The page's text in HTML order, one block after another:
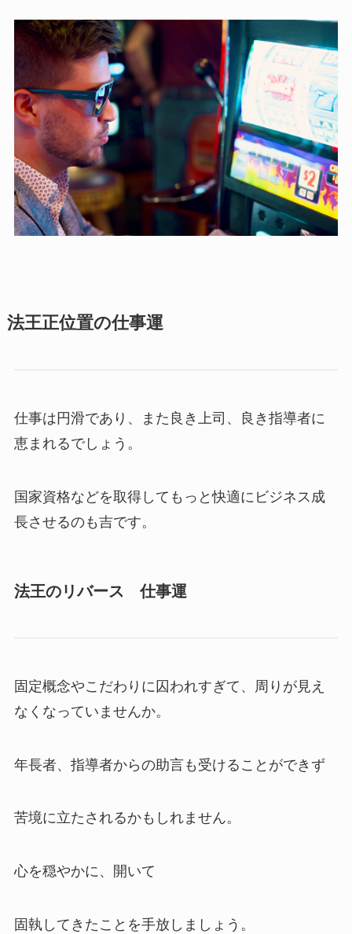
法王正位置の仕事運
仕事は円滑であり、また良き上司、良き指導者に
恵まれるでしょう。
国家資格などを取得してもっと快適にビジネス成
長させるのも吉です。
法王のリバース 仕事運
固定概念やこだわりに囚われすぎて、周りが見え
なくなっていませんか。
年長者、指導者からの助言も受けることができず
苦境に立たされるかもしれません。
心を穏やかに、開いて
固執してきたことを手放しましょう。